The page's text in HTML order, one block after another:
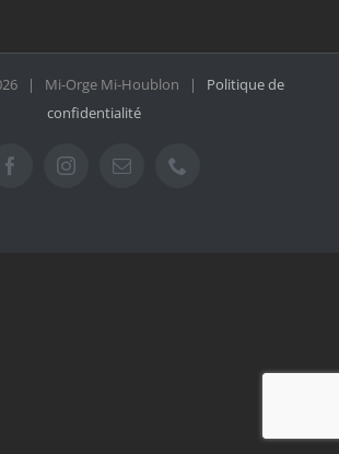
| Mi-Orge Mi-Houblon | Politique de
confidentialité
FacebookInstagramEmail